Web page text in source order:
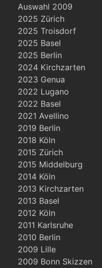
Auswahl 2009
2025 Zürich
2025 Troisdorf
2025 Basel
2025 Berlin
2024 Kirchzarten
2023 Genua
2022 Lugano
2022 Basel
2021 Avellino
2019 Berlin
2018 Köln
2015 Zürich
2015 Middelburg
2014 Köln
2013 Kirchzarten
2013 Basel
2012 Köln
2011 Karlsruhe
2010 Berlin
2009 Lille
2009 Bonn Skizzen